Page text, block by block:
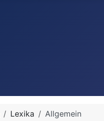
Lexika Allgemein